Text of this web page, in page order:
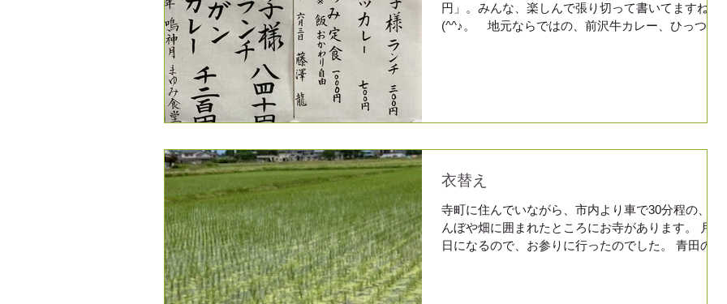
円」。みんな、楽しんで張り切って書いてますねぇ
(^^♪。 地元ならではの、前沢牛カレー、ひっつみ
衣替え
寺町に住んでいながら、市内より車で30分程の、田
んぼや畑に囲まれたところにお寺があります。 月命
日になるので、お参りに行ったのでした。 青田の向